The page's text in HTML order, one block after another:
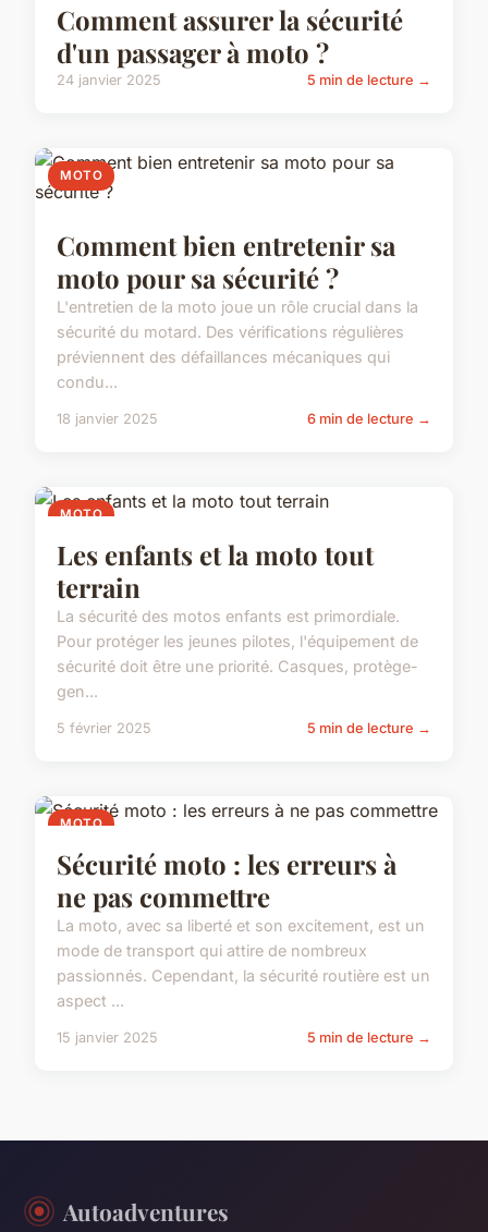
Comment assurer la sécurité
d'un passager à moto ?
24 janvier 2025 5 min de lecture →
MOTO
Comment bien entretenir sa
moto pour sa sécurité ?
L'entretien de la moto joue un rôle crucial dans la
sécurité du motard. Des vérifications régulières
préviennent des défaillances mécaniques qui
condu...
18 janvier 2025 6 min de lecture →
MOTO
Les enfants et la moto tout
terrain
La sécurité des motos enfants est primordiale.
Pour protéger les jeunes pilotes, l'équipement de
sécurité doit être une priorité. Casques, protège-
gen...
5 février 2025 5 min de lecture →
MOTO
Sécurité moto : les erreurs à
ne pas commettre
La moto, avec sa liberté et son excitement, est un
mode de transport qui attire de nombreux
passionnés. Cependant, la sécurité routière est un
aspect ...
15 janvier 2025 5 min de lecture →
Autoadventures